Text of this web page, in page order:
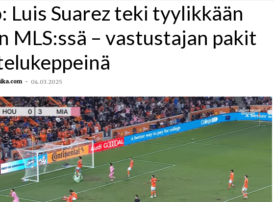
Luis Suarez teki tyylikkään
MLS:ssä – vastustajan pakit
- 04.03.2025